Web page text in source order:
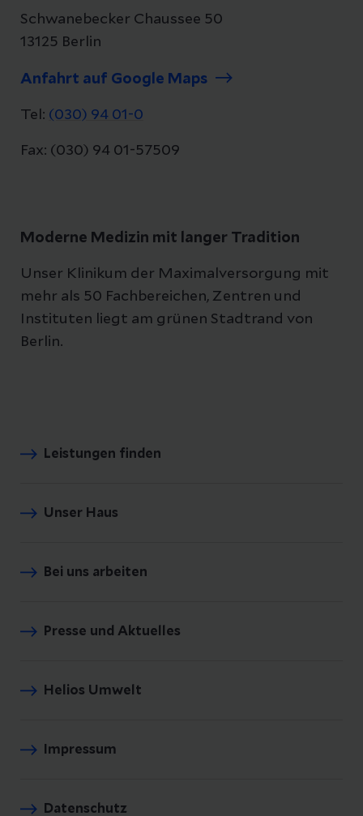
Schwanebecker Chaussee 50
13125 Berlin
Anfahrt auf Google Maps
Tel: (030) 94 01-0
Fax: (030) 94 01-57509
Moderne Medizin mit langer Tradition
Unser Klinikum der Maximalversorgung mit
mehr als 50 Fachbereichen, Zentren und
Instituten liegt am grünen Stadtrand von
Berlin.
Leistungen finden
Unser Haus
Bei uns arbeiten
Presse und Aktuelles
Helios Umwelt
Impressum
Datenschutz